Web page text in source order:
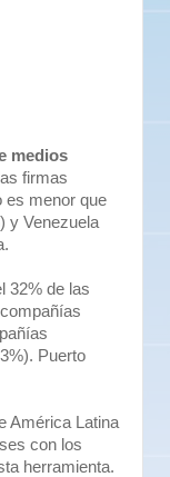
medios
firmas
es menor que
y Venezuela
32% de las
Puerto
América Latina
con los
herramienta.